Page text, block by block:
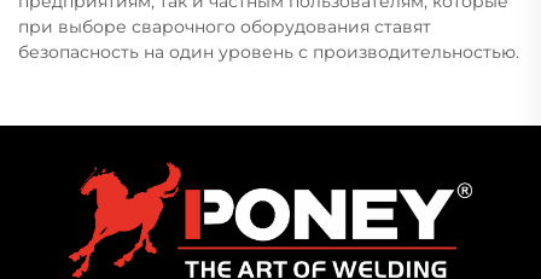
при выборе сварочного оборудования ставят
безопасность на один уровень с производительностью.